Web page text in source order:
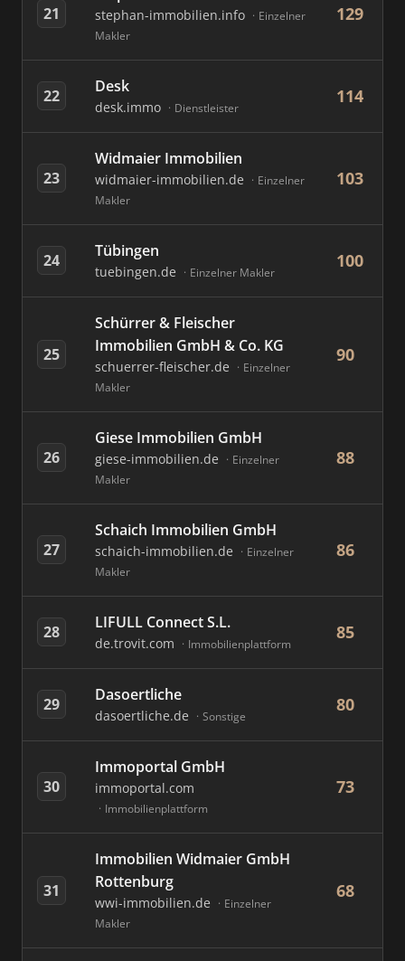
21 stephan-immobilien.info
Einzelner
Makler
129
22 Desk
desk.immo Dienstleister
114
23
Widmaier Immobilien
widmaier-immobilien.de
Einzelner
Makler
103
24 Tübingen
tuebingen.de Einzelner Makler
100
25
Schürrer & Fleischer
Immobilien GmbH & Co. KG
schuerrer-fleischer.de
Einzelner
Makler
90
26
Giese Immobilien GmbH
giese-immobilien.de
Einzelner
Makler
88
27
Schaich Immobilien GmbH
schaich-immobilien.de
Einzelner
Makler
86
28 LIFULL Connect S.L.
de.trovit.com Immobilienplattform
85
29 Dasoertliche
dasoertliche.de Sonstige
80
30
Immoportal GmbH
immoportal.com
Immobilienplattform
73
31
Immobilien Widmaier GmbH
Rottenburg
wwi-immobilien.de
Einzelner
Makler
68